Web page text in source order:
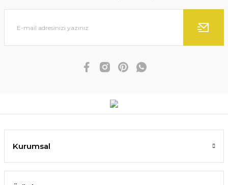
Kurumsal